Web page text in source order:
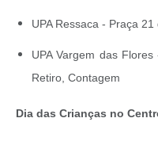
UPA Ressaca - Praça
UPA Vargem das
Retiro, Contagem
Dia das Crianças no